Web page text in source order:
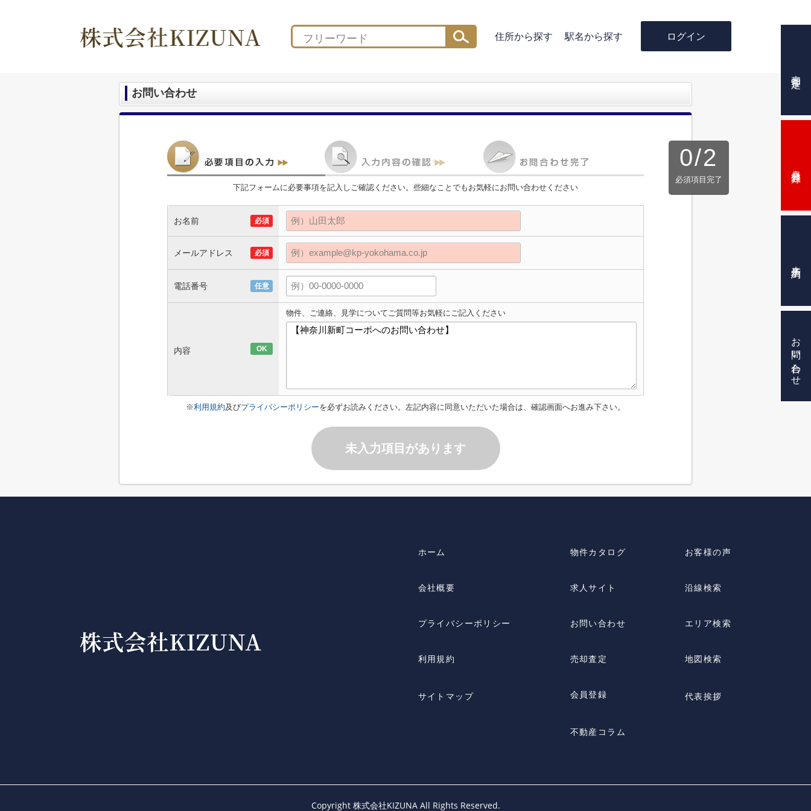
住所から探す 駅名から探す ログイン
お問い合わせ
0/2
必須項目完了
下記フォームに必要事項を記入しご確認ください。些細なことでもお気軽にお問い合わせください
お名前 必須
メールアドレス 必須
電話番号 任意
内容 OK
物件、ご連絡、見学についてご質問等お気軽にご記入ください
※利用規約及びプライバシーポリシーを必ずお読みください。左記内容に同意いただいた場合は、確認画面へお進み下さい。
未入力項目があります
ホーム
会社概要
プライバシーポリシー
利用規約
サイトマップ
物件カタログ
求人サイト
お問い合わせ
売却査定
会員登録
不動産コラム
お客様の声
沿線検索
エリア検索
地図検索
代表挨拶
Copyright 株式会社KIZUNA All Rights Reserved.
お問い合わせ